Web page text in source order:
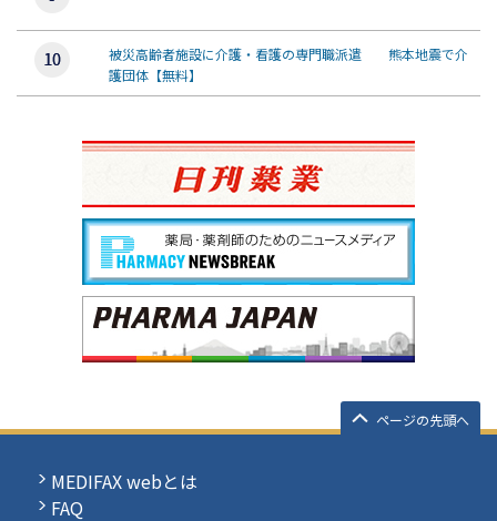
被災高齢者施設に介護・看護の専門職派遣 熊本地震で介
護団体【無料】
ページの先頭へ
MEDIFAX webとは
FAQ